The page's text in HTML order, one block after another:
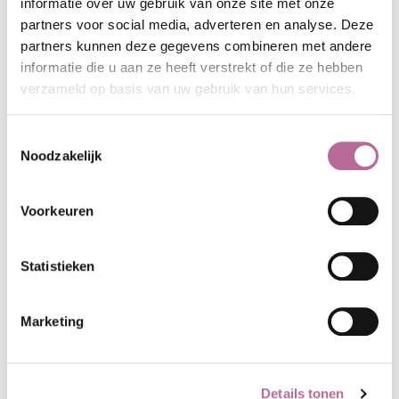
informatie over uw gebruik van onze site met onze
partners voor social media, adverteren en analyse. Deze
partners kunnen deze gegevens combineren met andere
informatie die u aan ze heeft verstrekt of die ze hebben
verzameld op basis van uw gebruik van hun services.
Noodzakelijk
Voorkeuren
Statistieken
Marketing
Details tonen
LEES OOK: DEZE ARTIKELEN KUNNEN
INTERESSANT VOOR JE ZIJN
VIDEO BEWEGEN TIJDENS DE